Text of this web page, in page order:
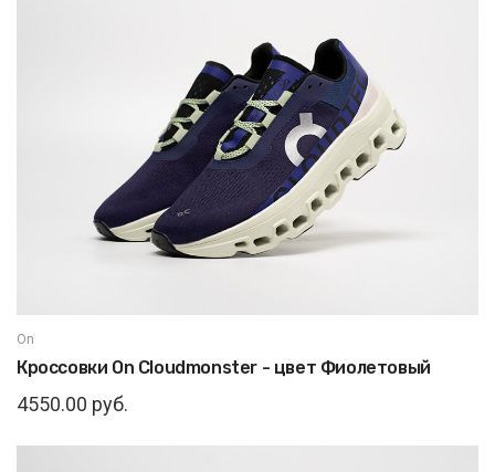
On
Кроссовки On Cloudmonster - цвет Фиолетовый
4550.00 руб.